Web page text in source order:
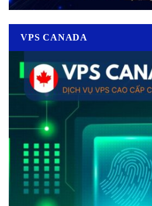
VPS CANADA